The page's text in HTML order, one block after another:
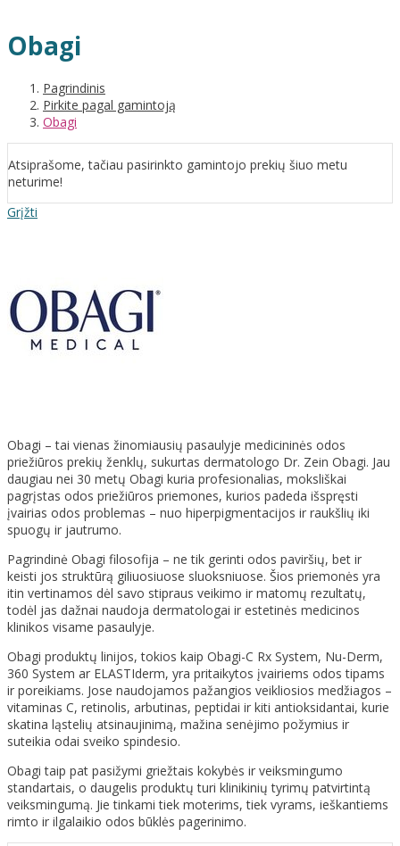
Obagi
Pagrindinis
Pirkite pagal gamintoją
Obagi
Atsiprašome, tačiau pasirinkto gamintojo prekių šiuo metu
neturime!
Grįžti
Obagi – tai vienas žinomiausių pasaulyje medicininės odos
priežiūros prekių ženklų, sukurtas dermatologo Dr. Zein Obagi. Jau
daugiau nei 30 metų Obagi kuria profesionalias, moksliškai
pagrįstas odos priežiūros priemones, kurios padeda išspręsti
įvairias odos problemas – nuo hiperpigmentacijos ir raukšlių iki
spuogų ir jautrumo.
Pagrindinė Obagi filosofija – ne tik gerinti odos paviršių, bet ir
keisti jos struktūrą giliuosiuose sluoksniuose. Šios priemonės yra
itin vertinamos dėl savo stipraus veikimo ir matomų rezultatų,
todėl jas dažnai naudoja dermatologai ir estetinės medicinos
klinikos visame pasaulyje.
Obagi produktų linijos, tokios kaip Obagi-C Rx System, Nu-Derm,
360 System ar ELASTIderm, yra pritaikytos įvairiems odos tipams
ir poreikiams. Jose naudojamos pažangios veikliosios medžiagos –
vitaminas C, retinolis, arbutinas, peptidai ir kiti antioksidantai, kurie
skatina ląstelių atsinaujinimą, mažina senėjimo požymius ir
suteikia odai sveiko spindesio.
Obagi taip pat pasižymi griežtais kokybės ir veiksmingumo
standartais, o daugelis produktų turi klinikinių tyrimų patvirtintą
veiksmingumą. Jie tinkami tiek moterims, tiek vyrams, ieškantiems
rimto ir ilgalaikio odos būklės pagerinimo.